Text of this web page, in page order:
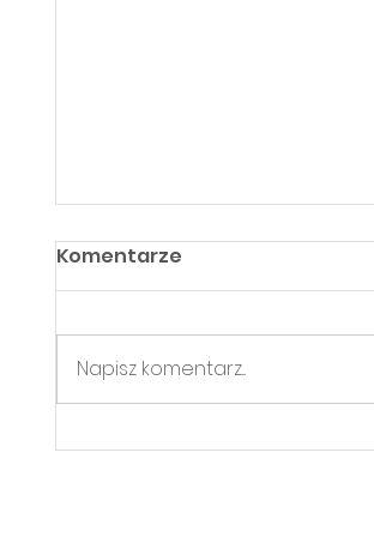
Podsumowujemy
Komentarze
Napisz komentarz...